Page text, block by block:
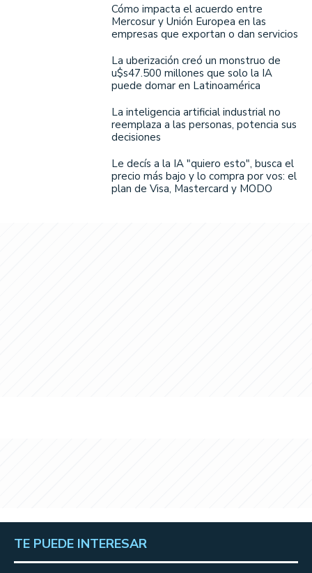
Cómo impacta el acuerdo entre
Mercosur y Unión Europea en las
empresas que exportan o dan servicios
La uberización creó un monstruo de
u$s47.500 millones que solo la IA
puede domar en Latinoamérica
La inteligencia artificial industrial no
reemplaza a las personas, potencia sus
decisiones
Le decís a la IA "quiero esto", busca el
precio más bajo y lo compra por vos: el
plan de Visa, Mastercard y MODO
TE PUEDE INTERESAR